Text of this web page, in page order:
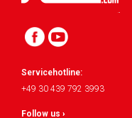
Servicehotline:
+49 30 439 792 3993
Follow us ›